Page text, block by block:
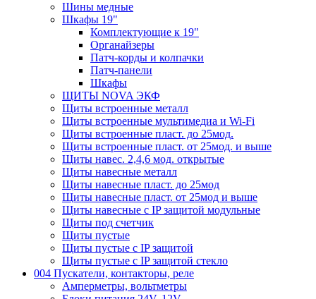
Шины медные
Шкафы 19"
Комплектующие к 19"
Органайзеры
Патч-корды и колпачки
Патч-панели
Шкафы
ЩИТЫ NOVA ЭКФ
Щиты встроенные металл
Щиты встроенные мультимедиа и Wi-Fi
Щиты встроенные пласт. до 25мод.
Щиты встроенные пласт. от 25мод. и выше
Щиты навес. 2,4,6 мод. открытые
Щиты навесные металл
Щиты навесные пласт. до 25мод
Щиты навесные пласт. от 25мод и выше
Щиты навесные с IP защитой модульные
Щиты под счетчик
Щиты пустые
Щиты пустые с IP защитой
Щиты пустые с IP защитой стекло
004 Пускатели, контакторы, реле
Амперметры, вольтметры